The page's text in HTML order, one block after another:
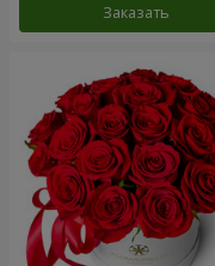
Заказать